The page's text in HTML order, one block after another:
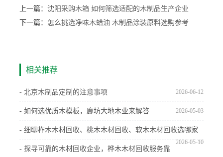
上一篇： 沈阳采购木箱 如何筛选适配的木制品生产企业
下一篇： 怎么挑选净味木蜡油 木制品涂装原料选购参考
相关推荐
- 北京木制品定制的注意事项 2026-06-12
- 如何选优质木模板，廊坊大地木业来解答 2026-05-03
- 细聊柞木木材回收、桃木木材回收、软木木材回收选哪家
2026-05-10
- 探寻可靠的木材回收企业，桦木木材回收服务靠